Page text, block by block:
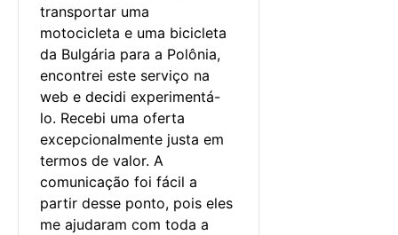
transportar uma
motocicleta e uma bicicleta
da Bulgária para a Polônia,
encontrei este serviço na
web e decidi experimentá-
lo. Recebi uma oferta
excepcionalmente justa em
termos de valor. A
comunicação foi fácil a
partir desse ponto, pois eles
me ajudaram com toda a